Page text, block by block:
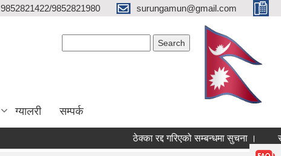
9852821422/9852821980 surungamun@gmail.com
ग्यालरी सम्पर्क
ठेक्का रद्द गरिएको सम्बन्धमा सुचना ।